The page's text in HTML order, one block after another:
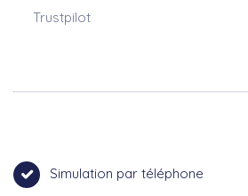
Trustpilot
Simulation par téléphone